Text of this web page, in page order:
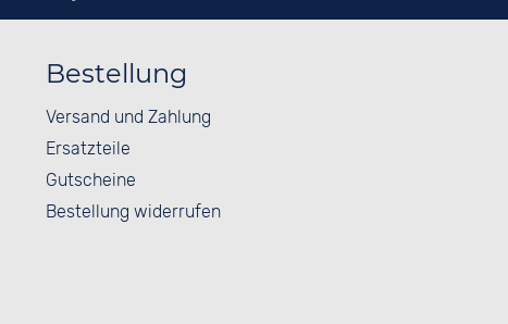
Bestellung
Versand und Zahlung
Ersatzteile
Gutscheine
Bestellung widerrufen